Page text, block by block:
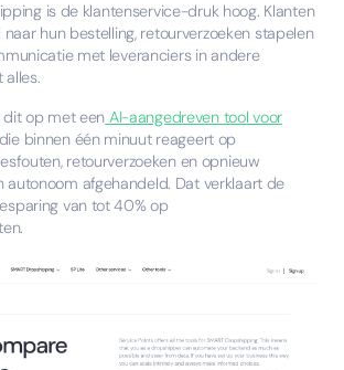
is de klantenservice-druk hoog. Klanten
hun bestelling, retourverzoeken stapelen
met leveranciers in andere
alles.
dit op met een AI-aangedreven tool voor
binnen één minuut reageert op
retourverzoeken en opnieuw
autonoom afgehandeld. Dat verklaart de
van tot 40% op